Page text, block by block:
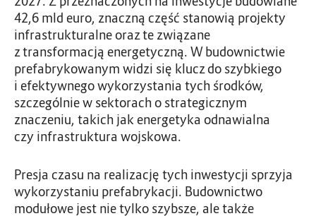
42,6 mld euro, znaczną część stanowią projekty
infrastrukturalne oraz te związane
z transformacją energetyczną. W budownictwie
prefabrykowanym widzi się klucz do szybkiego
i efektywnego wykorzystania tych środków,
szczególnie w sektorach o strategicznym
znaczeniu, takich jak energetyka odnawialna
czy infrastruktura wojskowa.
Presja czasu na realizację tych inwestycji sprzyja
wykorzystaniu prefabrykacji. Budownictwo
modułowe jest nie tylko szybsze, ale także